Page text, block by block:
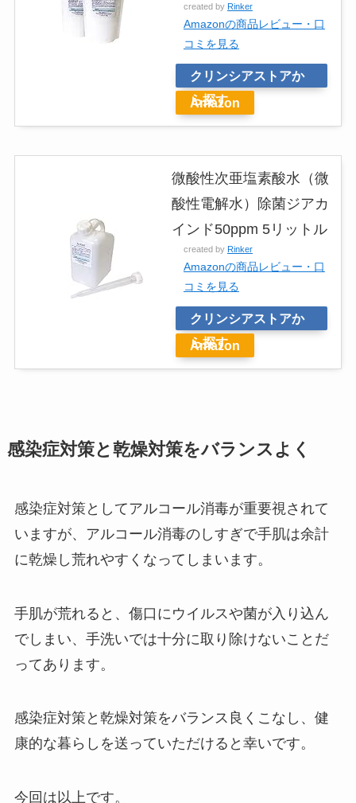
created by Rinker
Amazonの商品レビュー・口
コミを見る
クリンシアストアか
ら探す
Amazon
微酸性次亜塩素酸水（微
酸性電解水）除菌ジアカ
インド50ppm 5リットル
created by Rinker
Amazonの商品レビュー・口
コミを見る
クリンシアストアか
ら探す
Amazon
感染症対策と乾燥対策をバランスよく
感染症対策としてアルコール消毒が重要視されて
いますが、アルコール消毒のしすぎで手肌は余計
に乾燥し荒れやすくなってしまいます。
手肌が荒れると、傷口にウイルスや菌が入り込ん
でしまい、手洗いでは十分に取り除けないことだ
ってあります。
感染症対策と乾燥対策をバランス良くこなし、健
康的な暮らしを送っていただけると幸いです。
今回は以上です。